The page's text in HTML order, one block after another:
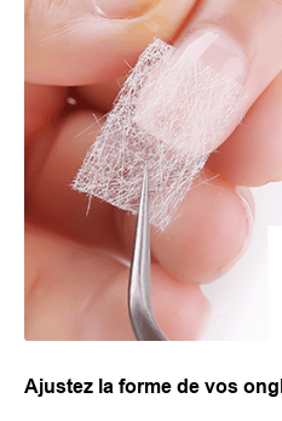
Ajustez la forme de vos